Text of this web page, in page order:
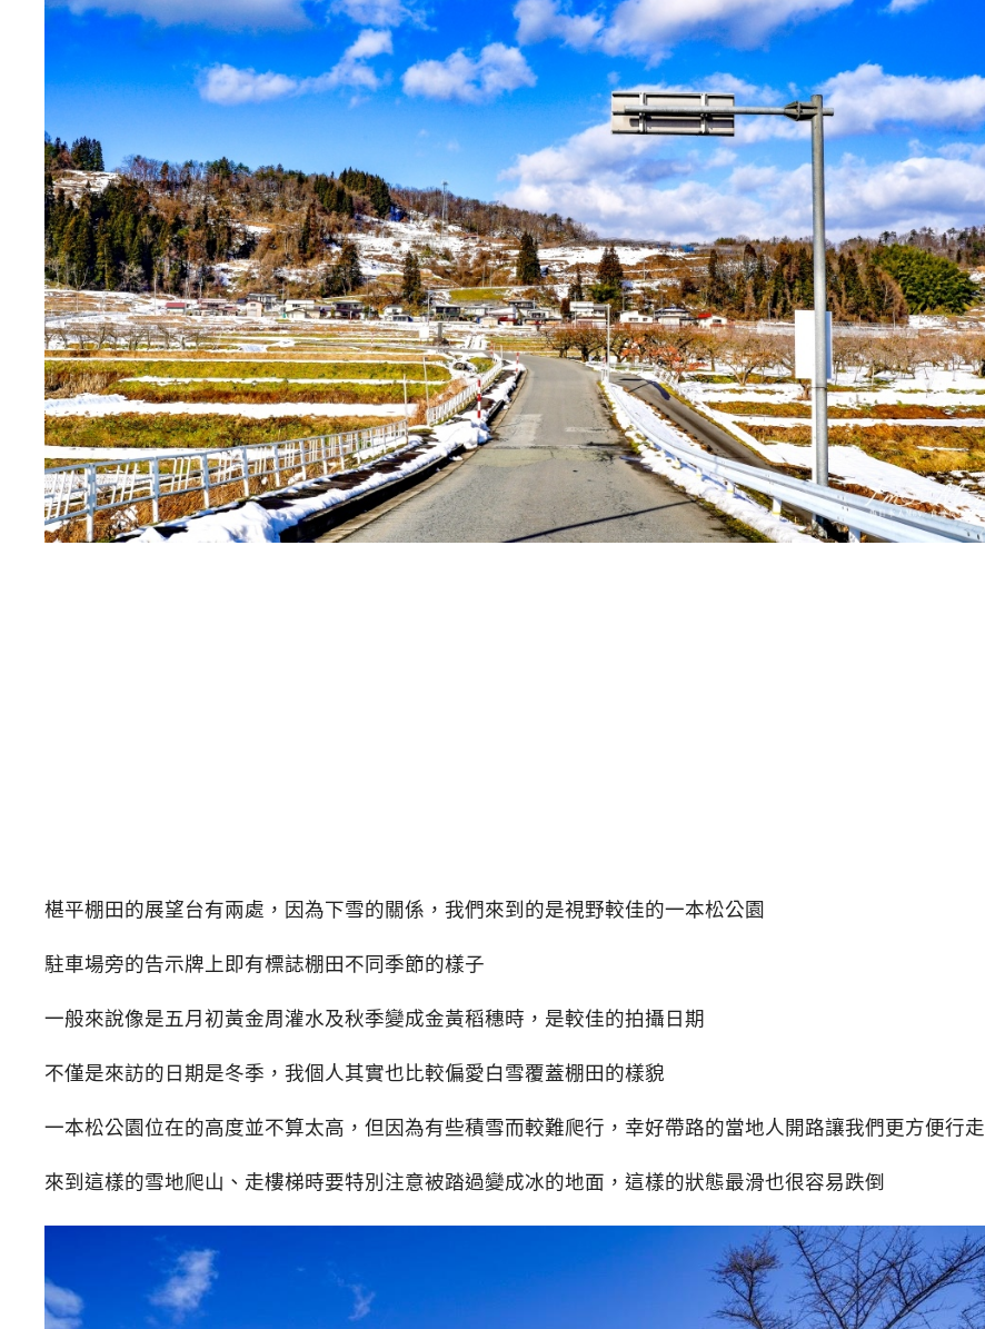
椹平棚田的展望台有兩處，因為下雪的關係，我們來到的是視野較佳的一本松公園
駐車場旁的告示牌上即有標誌棚田不同季節的樣子
一般來說像是五月初黃金周灌水及秋季變成金黃稻穗時，是較佳的拍攝日期
不僅是來訪的日期是冬季，我個人其實也比較偏愛白雪覆蓋棚田的樣貌
一本松公園位在的高度並不算太高，但因為有些積雪而較難爬行，幸好帶路的當地人開路讓我們更方便行走
來到這樣的雪地爬山、走樓梯時要特別注意被踏過變成冰的地面，這樣的狀態最滑也很容易跌倒